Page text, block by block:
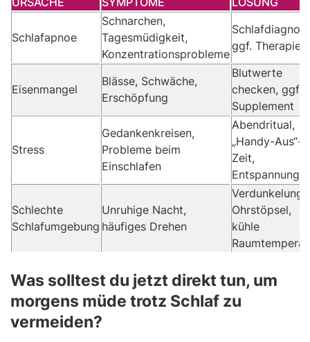
Schlafapnoe
Schnarchen,
Tagesmüdigkeit,
Konzentrationsprobleme
ggf. Therapie
Eisenmangel
Blässe, Schwäche,
Erschöpfung
Blutwerte
checken, ggf.
Supplement
Stress
Gedankenkreisen,
Probleme beim
Einschlafen
Abendritual,
„Handy-Aus“-
Zeit,
Entspannung
Schlechte
Schlafumgebung
Unruhige Nacht,
häufiges Drehen
Verdunkelung,
Ohrstöpsel,
kühle
Was solltest du jetzt direkt tun, um
morgens müde trotz Schlaf zu
vermeiden?